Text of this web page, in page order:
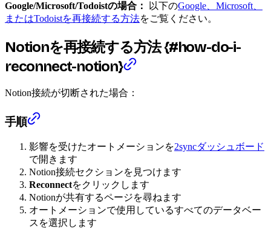
Google/Microsoft/Todoistの場合： 以下のGoogle、Microsoft、
またはTodoistを再接続する方法をご覧ください。
Notionを再接続する方法 {#how-do-i-
reconnect-notion}
Notion接続が切断された場合：
手順
影響を受けたオートメーションを2syncダッシュボード
で開きます
Notion接続セクションを見つけます
Reconnectをクリックします
Notionが共有するページを尋ねます
オートメーションで使用しているすべてのデータベー
スを選択します